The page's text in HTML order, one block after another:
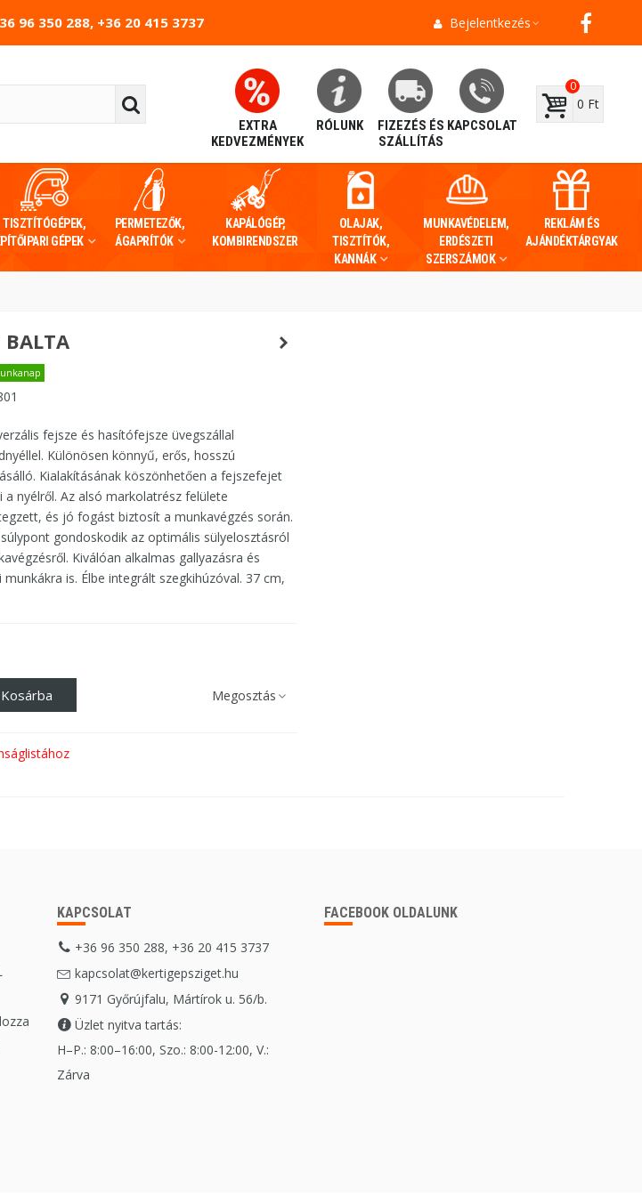
96 350 288, +36 20 415 3737 Bejelentkezés
EXTRA
KEDVEZMÉNYEK
RÓLUNK
FIZEZÉS ÉS
SZÁLLÍTÁS
KAPCSOLAT
0
0 Ft
TISZTÍTÓGÉPEK,
GÉPEK
PERMETEZŐK,
ÁGAPRÍTÓK
KAPÁLÓGÉP,
KOMBIRENDSZER
OLAJAK,
TISZTÍTÓK,
KANNÁK
MUNKAVÉDELEM,
ERDÉSZETI
SZERSZÁMOK
REKLÁM ÉS
AJÁNDÉKTÁRGYAK
BALTA
fejsze és hasítófejsze üvegszállal
Különösen könnyű, erős, hosszú
Kialakításának köszönhetően a fejszefejet
nyélről. Az alsó markolatrész felülete
és jó fogást biztosít a munkavégzés során.
gondoskodik az optimális sülyelosztásról
Kiválóan alkalmas gallyazásra és
is. Élbe integrált szegkihúzóval. 37 cm,
Kosárba Megosztás
KAPCSOLAT
+36 96 350 288, +36 20 415 3737
kapcsolat@kertigepsziget.hu
9171 Győrújfalu, Mártírok u. 56/b.
Üzlet nyitva tartás:
H–P.: 8:00–16:00, Szo.: 8:00-12:00, V.:
Zárva
FACEBOOK OLDALUNK